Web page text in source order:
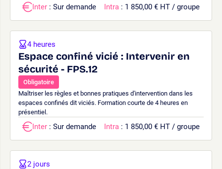
Inter : Sur demande Intra : 1 850,00 € HT / groupe
Espace confiné vicié : Intervenir en
sécurité - FPS.12
Obligatoire
Maîtriser les règles et bonnes pratiques d'intervention dans les
espaces confinés dit viciés. Formation courte de 4 heures en
présentiel.
4 heures
Inter : Sur demande Intra : 1 850,00 € HT / groupe
2 jours